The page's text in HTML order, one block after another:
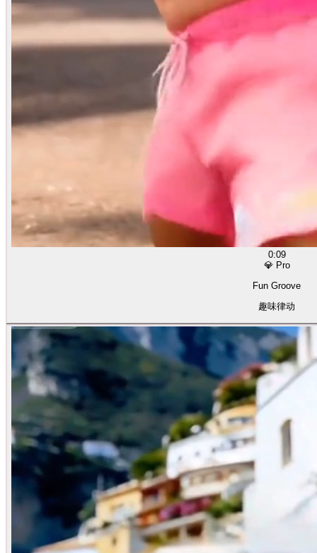
0:09
💎 Pro
Fun Groove
趣味律动